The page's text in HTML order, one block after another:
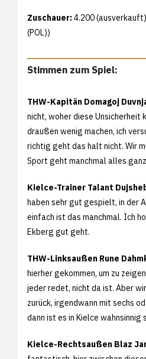
Zuschauer:4.200
(POL))
Stimmen zum Spiel:
THW-Kapitän Domagoj
nicht, woher diese Unsicherheit
draußen wenig machen, ich
richtig geht das halt nicht. Wir
Sport geht manchmal alles
Kielce-Trainer Talant
haben sehr gut gespielt, in der
einfach ist das manchmal. Ich
Ekberg gut geht.
THW-Linksaußen Rune
hierher gekommen, um zu
jeder redet, nicht da ist. Aber
zurück, irgendwann mit sechs
dann ist es in Kielce wahnsinnig
Kielce-Rechtsaußen Blaz